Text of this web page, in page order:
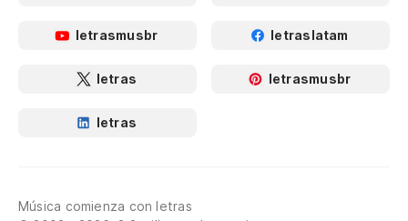
letrasmusbr letraslatam
letras letrasmusbr
letras
Música comienza con letras